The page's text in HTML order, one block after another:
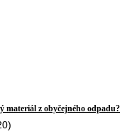
materiál z obyčejného odpadu?